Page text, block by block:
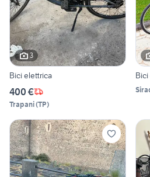
3
Bici elettrica
400 €
Trapani(TP)